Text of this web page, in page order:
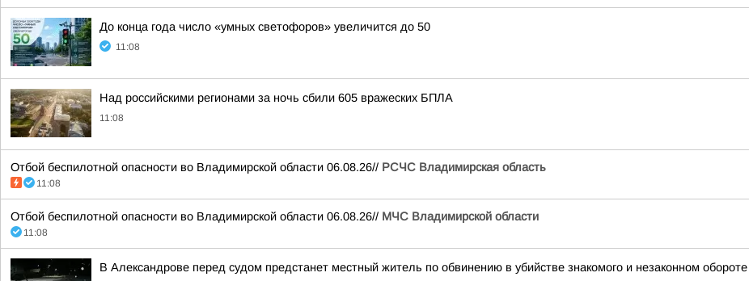
До конца года число «умных светофоров» увеличится до 50
11:08
Над российскими регионами за ночь сбили 605 вражеских БПЛА
11:08
Отбой беспилотной опасности во Владимирской области 06.08.26// РСЧС Владимирская область
11:08
Отбой беспилотной опасности во Владимирской области 06.08.26// МЧС Владимирской области
11:08
В Александрове перед судом предстанет местный житель по обвинению в убийстве знакомого и незаконном обороте